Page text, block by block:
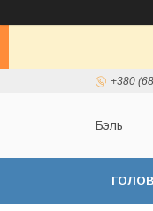
+380
Бэль